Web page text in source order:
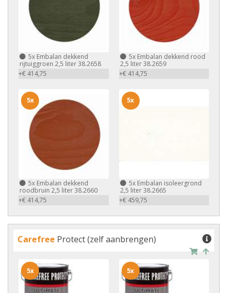
5x Embalan dekkend
rijtuiggroen 2,5 liter 38.2658
+€ 414,75
5xEmbalan dekkend rood
2,5 liter 38.2659
+€ 414,75
5x Embalan dekkend
roodbruin 2,5 liter 38.2660
+€ 414,75
5x
5xEmbalan isoleergrond
2,5 liter 38.2665
+€ 459,75
5x
Carefree Protect (zelf aanbrengen)
5x 5x